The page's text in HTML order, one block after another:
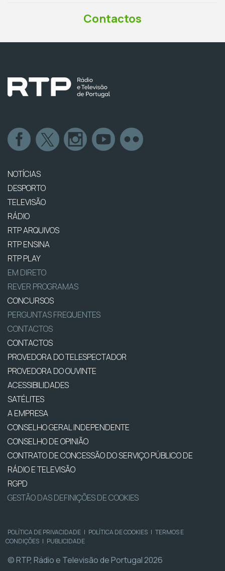
Contactos
NOTÍCIAS
DESPORTO
TELEVISÃO
RÁDIO
RTP ARQUIVOS
RTP ENSINA
RTP PLAY
EM DIRETO
REVER PROGRAMAS
CONCURSOS
PERGUNTAS FREQUENTES
CONTACTOS
CONTACTOS
PROVEDORA DO TELESPECTADOR
PROVEDORA DO OUVINTE
ACESSIBILIDADES
SATÉLITES
A EMPRESA
CONSELHO GERAL INDEPENDENTE
CONSELHO DE OPINIÃO
CONTRATO DE CONCESSÃO DO SERVIÇO PÚBLICO DE
RÁDIO E TELEVISÃO
RGPD
GESTÃO DAS DEFINIÇÕES DE COOKIES
POLÍTICA DE PRIVACIDADE | POLÍTICA DE COOKIES | TERMOS E
CONDIÇÕES | PUBLICIDADE
© RTP, Rádio e Televisão de Portugal 2026